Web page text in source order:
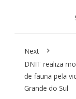
Next
DNIT realiza
de fauna pela
Grande do Sul